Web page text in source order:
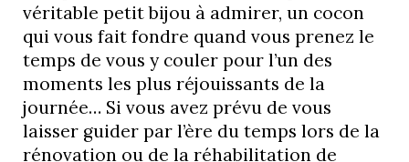
véritable petit bijou à admirer, un cocon
qui vous fait fondre quand vous prenez le
temps de vous y couler pour l’un des
moments les plus réjouissants de la
journée… Si vous avez prévu de vous
laisser guider par l’ère du temps lors de la
rénovation ou de la réhabilitation de